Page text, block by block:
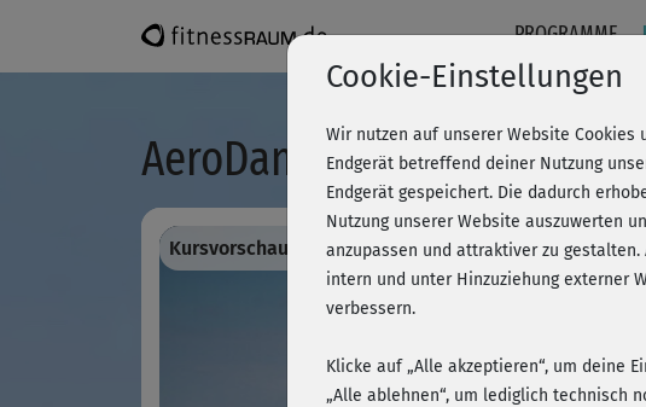
PROGRAMME
AeroDance 2 - Block 2
Kursvorschau - Anmelden und alles trainieren!
Cookie-Einstellungen
Wir nutzen auf unserer Website
Endgerät betreffend deiner Nutzung
Endgerät gespeichert. Die dadurch
Nutzung unserer Website auszuwerten
anzupassen und attraktiver zu
intern und unter Hinzuziehung externer
verbessern.
Klicke auf „Alle akzeptieren“, um deine
„Alle ablehnen“, um lediglich technisch